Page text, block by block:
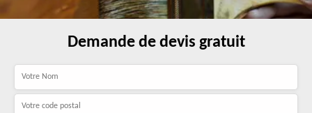
Demande de devis gratuit